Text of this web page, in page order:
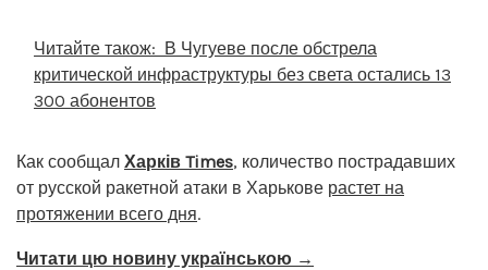
Читайте також: В Чугуеве после обстрела
критической инфраструктуры без света остались 13
300 абонентов
Как сообщал Харків Times, количество пострадавших
от русской ракетной атаки в Харькове растет на
протяжении всего дня.
Читати цю новину українською →